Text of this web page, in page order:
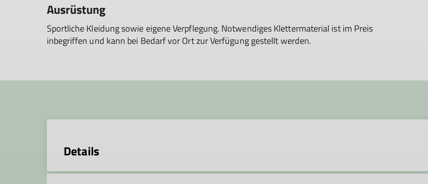
Ausrüstung
Sportliche Kleidung sowie eigene Verpflegung. Notwendiges Klettermaterial ist im Preis
inbegriffen und kann bei Bedarf vor Ort zur Verfügung gestellt werden.
Details